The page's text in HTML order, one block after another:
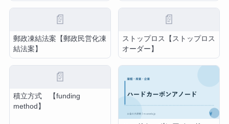
📄
郵政凍結法案【郵政民営化凍
結法案】
📄
ストップロス【ストップロス
オーダー】
📄
積立方式 【funding
method】